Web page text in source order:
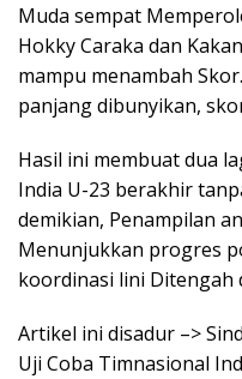
Muda sempat
Hokky Caraka dan
mampu menambah
panjang dibunyikan,
Hasil ini membuat dua
India U-23 berakhir
demikian, Penampilan
Menunjukkan progres
koordinasi lini Ditengah
Artikel ini disadur –>
Uji Coba Timnasional